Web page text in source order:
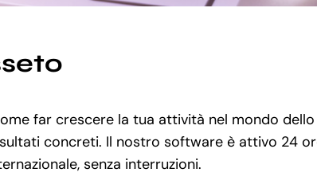
far crescere la tua attività nel mondo dello
concreti. Il nostro software è attivo 24
senza interruzioni.